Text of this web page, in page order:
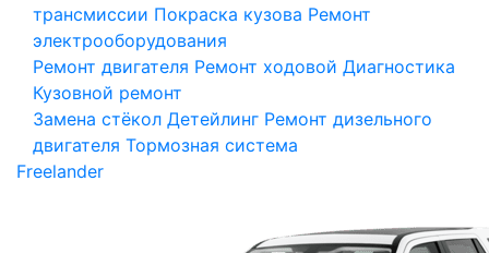
трансмиссии Покраска кузова Ремонт
электрооборудования
Ремонт двигателя Ремонт ходовой Диагностика
Кузовной ремонт
Замена стёкол Детейлинг Ремонт дизельного
двигателя Тормозная система
Freelander